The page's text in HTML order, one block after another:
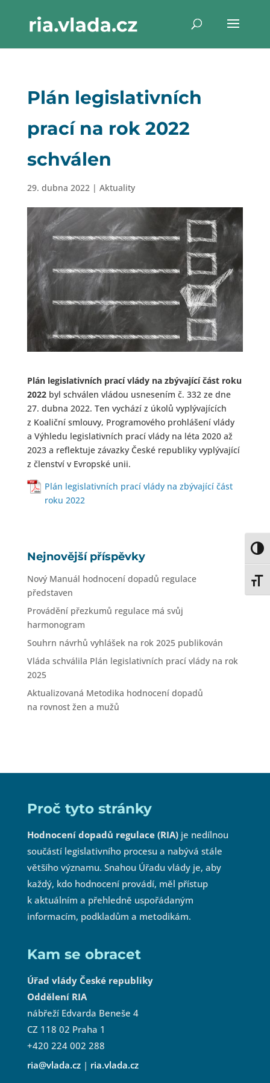
Plán legislativních
prací na rok 2022
schválen
29. dubna 2022| Aktuality
Plán legislativních prací vlády na zbývající část roku
2022byl schválen vládou usnesením č. 332 ze dne
27. dubna 2022. Ten vychází z úkolů vyplývajících
z Koaliční smlouvy, Programového prohlášení vlády
a Výhledu legislativních prací vlády na léta 2020 až
2023 a reflektuje závazky České republiky vyplývající
z členství v Evropské unii.
Plán legislativních prací vlády na zbývající část
roku 2022
Nejnovější příspěvky
Nový Manuál hodnocení dopadů regulace
představen
Provádění přezkumů regulace má svůj
harmonogram
Souhrn návrhů vyhlášek na rok 2025 publikován
Vláda schválila Plán legislativních prací vlády na rok
2025
Aktualizovaná Metodika hodnocení dopadů
na rovnost žen a mužů
Proč tyto stránky
Hodnocení dopadů regulace (RIA)je nedílnou
součástí legislativního procesu a nabývá stále
většího významu. Snahou Úřadu vlády je, aby
každý, kdo hodnocení provádí, měl přístup
k aktuálním a přehledně uspořádaným
informacím, podkladům a metodikám.
Kam se obracet
Úřad vlády České republiky
Oddělení RIA
nábřeží Edvarda Beneše 4
CZ 118 02 Praha 1
+420 224 002 288
ria@vlada.cz| ria.vlada.cz